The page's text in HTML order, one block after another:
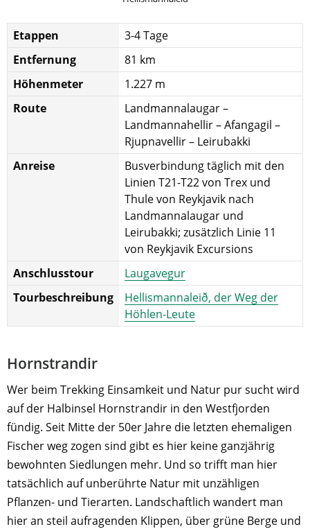
Etappen
3-4 Tage
Entfernung
81 km
Höhenmeter
1.227 m
Route
Landmannalaugar –
Landmannahellir – Afangagil –
Rjupnavellir – Leirubakki
Anreise
Busverbindung täglich mit den
Linien T21-T22 von Trex und
Thule von Reykjavik nach
Landmannalaugar und
Leirubakki; zusätzlich Linie 11
von Reykjavik Excursions
Anschlusstour
Laugavegur
Tourbeschreibung
Hellismannaleið, der Weg der
Höhlen-Leute
Hornstrandir
Wer beim Trekking Einsamkeit und Natur pur sucht wird
auf der Halbinsel Hornstrandir in den Westfjorden
fündig. Seit Mitte der 50er Jahre die letzten ehemaligen
Fischer weg zogen sind gibt es hier keine ganzjährig
bewohnten Siedlungen mehr. Und so trifft man hier
tatsächlich auf unberührte Natur mit unzähligen
Pflanzen- und Tierarten. Landschaftlich wandert man
hier an steil aufragenden Klippen, über grüne Berge und